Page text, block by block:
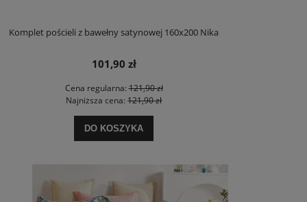
Komplet pościeli z bawełny satynowej 160x200 Nika
101,90 zł
Cena regularna:121,90 zł
Najniższa cena: 121,90 zł
DO KOSZYKA